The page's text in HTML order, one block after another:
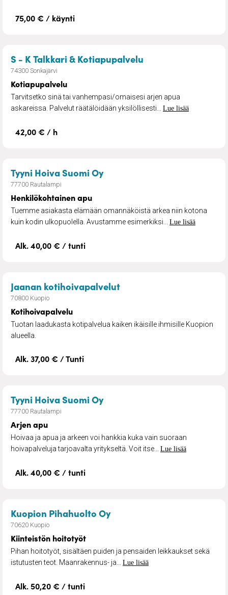
75,00 € / käynti
S - K Talkkari & Kotiapupalvelu
74300 Sonkajärvi
Kotiapupalvelu
Tarvitsetko sinä tai vanhempasi/omaisesi arjen apua
askareissa. Palvelut räätälöidään yksilöllisesti... Lue lisää
42,00 € / h
Tyyni Hoiva Suomi Oy– Henkilökohtainen apu
77700 Rautalampi
Henkilökohtainen apu
Tuemme asiakasta elämään omannäköistä arkea niin kotona
kuin kodin ulkopuolella. Avustamme esimerkiksi... Lue lisää
Alk. 40,00 € / tunti
Jaanan kotihoivapalvelut– Kotihoivapalvelu
70800 Kuopio
Kotihoivapalvelu
Tuotan laadukasta kotipalvelua kaiken ikäisille ihmisille Kuopion
alueella.
Alk. 37,00 € / Tunti
Tyyni Hoiva Suomi Oy– Arjen apu
77700 Rautalampi
Arjen apu
Hoivaa ja apua ja arkeen voi hankkia kuka vain suoraan
hoivapalveluja tarjoavalta yritykseltä. Voit itse... Lue lisää
Alk. 40,00 € / tunti
Kuopion Pihahuolto Oy– Kiinteistön hoitotyöt
70620 Kuopio
Kiinteistön hoitotyöt
Pihan hoitotyöt, sisältäen puiden ja pensaiden leikkaukset sekä
istutusten teot. Maanrakennus- ja... Lue lisää
Alk. 50,20 € / tunti